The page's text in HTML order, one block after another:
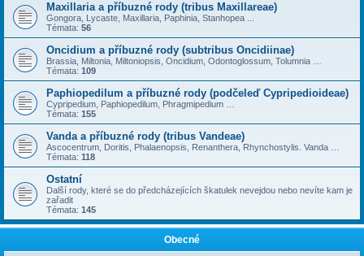
Maxillaria a příbuzné rody (tribus Maxillareae)
Gongora, Lycaste, Maxillaria, Paphinia, Stanhopea ...
Témata: 56
Oncidium a příbuzné rody (subtribus Oncidiinae)
Brassia, Miltonia, Miltoniopsis, Oncidium, Odontoglossum, Tolumnia …
Témata: 109
Paphiopedilum a příbuzné rody (podčeleď Cypripedioideae)
Cypripedium, Paphiopedilum, Phragmipedium …
Témata: 155
Vanda a příbuzné rody (tribus Vandeae)
Ascocentrum, Doritis, Phalaenopsis, Renanthera, Rhynchostylis. Vanda …
Témata: 118
Ostatní
Další rody, které se do předcházejících škatulek nevejdou nebo nevíte kam je
zařadit
Témata: 145
Obecné